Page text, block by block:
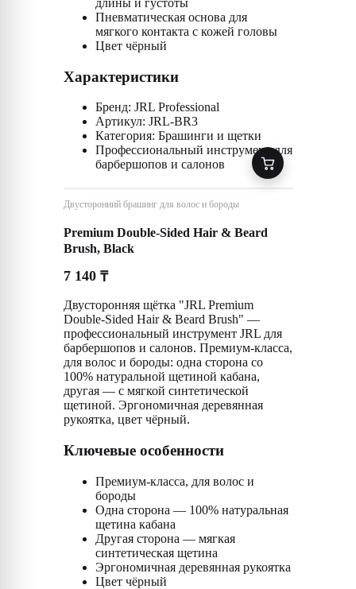
длины и густоты
Пневматическая основа для
мягкого контакта с кожей головы
Цвет чёрный
Характеристики
Бренд: JRL Professional
Артикул: JRL-BR3
Категория: Брашинги и щетки
Профессиональный инструмент для
барбершопов и салонов
Двусторониий брашинг для волос и бороды
Premium Double-Sided Hair & Beard
Brush, Black
7 140 ₸
Двусторонняя щётка "JRL Premium
Double-Sided Hair & Beard Brush" —
профессиональный инструмент JRL для
барбершопов и салонов. Премиум-класса,
для волос и бороды: одна сторона со
100% натуральной щетиной кабана,
другая — с мягкой синтетической
щетиной. Эргономичная деревянная
рукоятка, цвет чёрный.
Ключевые особенности
Премиум-класса, для волос и
бороды
Одна сторона — 100% натуральная
щетина кабана
Другая сторона — мягкая
синтетическая щетина
Эргономичная деревянная рукоятка
Цвет чёрный